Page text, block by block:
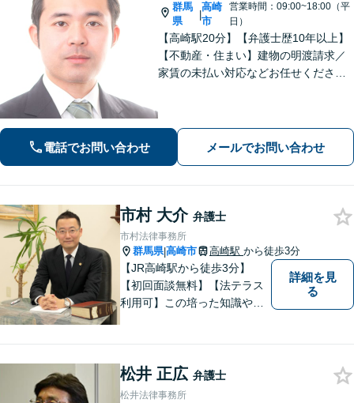
群馬
県
|
高崎
市
営業時間：09:00~18:00（平
日）
【高崎駅20分】【弁護士歴10年以上】
【不動産・住まい】建物の明渡請求／
家賃の未払い対応などお任せくださ
気軽にご相談ください。
電話でお問い合わせ メールでお問い合わせ
市村 大介 弁護士
市村法律事務所
群馬県|高崎市 高崎駅 から徒歩3分
【JR高崎駅から徒歩3分】
【初回面談無料】【法テラス
利用可】この培った知識や経
す。お気軽にご相談くださ
い。
詳細を見
る
松井 正広 弁護士
松井法律事務所